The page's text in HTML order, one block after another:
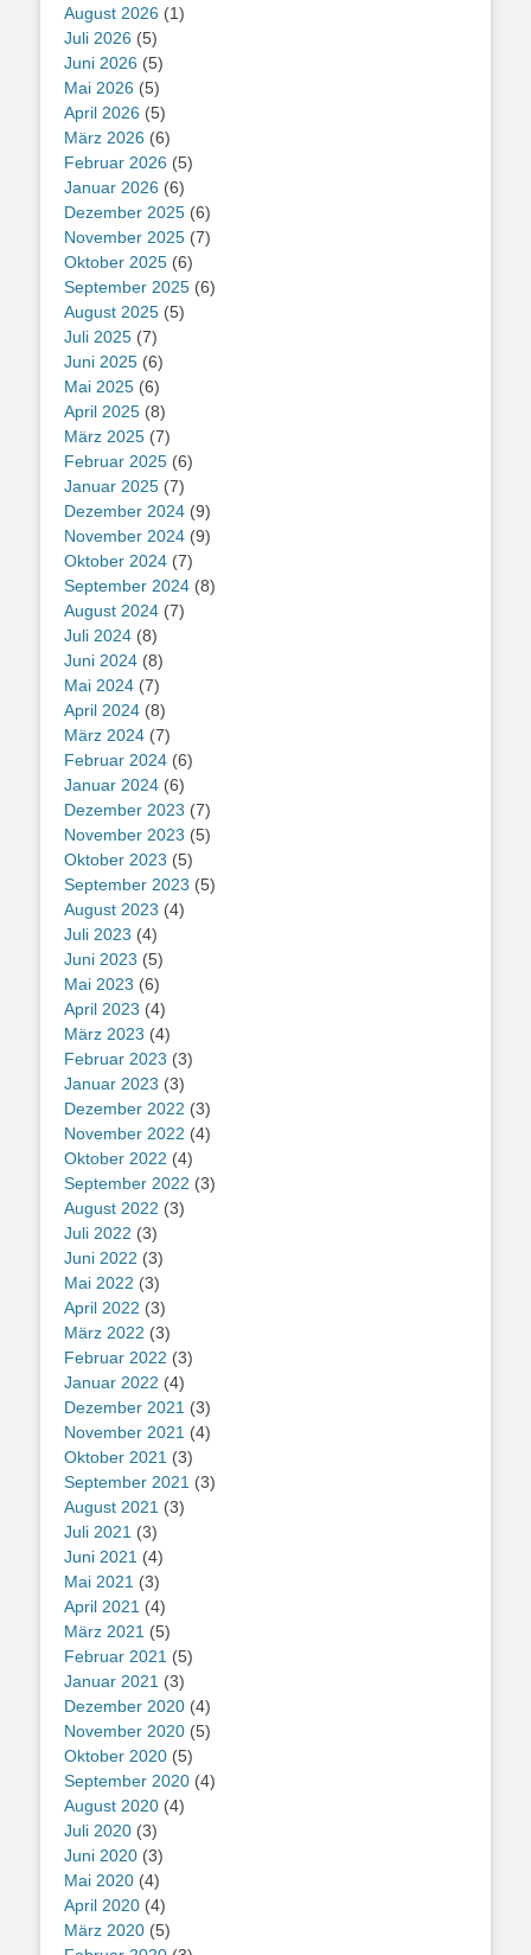
August 2026 (1)
Juli 2026 (5)
Juni 2026 (5)
Mai 2026 (5)
April 2026 (5)
März 2026 (6)
Februar 2026 (5)
Januar 2026 (6)
Dezember 2025 (6)
November 2025 (7)
Oktober 2025 (6)
September 2025 (6)
August 2025 (5)
Juli 2025 (7)
Juni 2025 (6)
Mai 2025 (6)
April 2025 (8)
März 2025 (7)
Februar 2025 (6)
Januar 2025 (7)
Dezember 2024 (9)
November 2024 (9)
Oktober 2024 (7)
September 2024 (8)
August 2024 (7)
Juli 2024 (8)
Juni 2024 (8)
Mai 2024 (7)
April 2024 (8)
März 2024 (7)
Februar 2024 (6)
Januar 2024 (6)
Dezember 2023 (7)
November 2023 (5)
Oktober 2023 (5)
September 2023 (5)
August 2023 (4)
Juli 2023 (4)
Juni 2023 (5)
Mai 2023 (6)
April 2023 (4)
März 2023 (4)
Februar 2023 (3)
Januar 2023 (3)
Dezember 2022 (3)
November 2022 (4)
Oktober 2022 (4)
September 2022 (3)
August 2022 (3)
Juli 2022 (3)
Juni 2022 (3)
Mai 2022 (3)
April 2022 (3)
März 2022 (3)
Februar 2022 (3)
Januar 2022 (4)
Dezember 2021 (3)
November 2021 (4)
Oktober 2021 (3)
September 2021 (3)
August 2021 (3)
Juli 2021 (3)
Juni 2021 (4)
Mai 2021 (3)
April 2021 (4)
März 2021 (5)
Februar 2021 (5)
Januar 2021 (3)
Dezember 2020 (4)
November 2020 (5)
Oktober 2020 (5)
September 2020 (4)
August 2020 (4)
Juli 2020 (3)
Juni 2020 (3)
Mai 2020 (4)
April 2020 (4)
März 2020 (5)